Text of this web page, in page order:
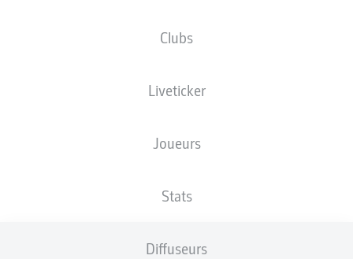
Clubs
Liveticker
Joueurs
Stats
Diffuseurs